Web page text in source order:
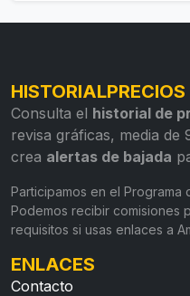
HISTORIALPRECIOS
Consulta el historial de
revisa gráficas, media de
crea alertas de bajada
Participamos en el Programa
Podemos recibir comisiones
requisitos si usas enlaces a
ENLACES
Contacto